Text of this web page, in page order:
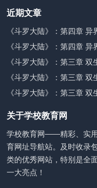
近期文章
《斗罗大陆》：第四章
《斗罗大陆》：第四章
《斗罗大陆》：第三章 双
《斗罗大陆》：第三章 双
《斗罗大陆》：第三章 双
关于学校教育网
学校教育网——精彩、实
育网址导航站。及时收录
类的优秀网站，特别是全
一大亮点！